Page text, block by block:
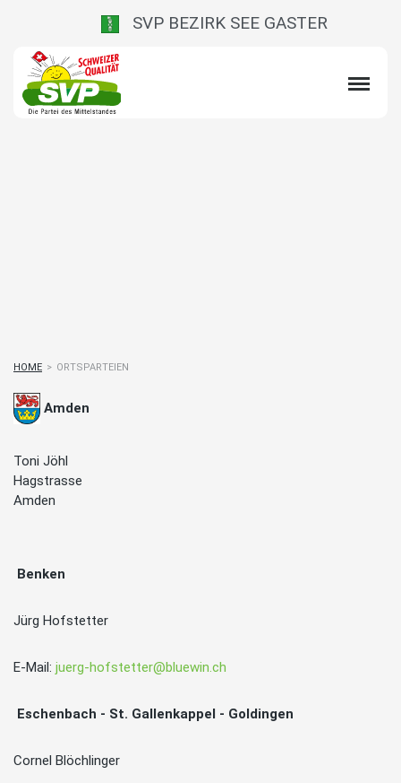
SVP BEZIRK SEE GASTER
HOME > ORTSPARTEIEN
Amden
Toni Jöhl
Hagstrasse
Amden
Benken
Jürg Hofstetter
E-Mail: juerg-hofstetter@bluewin.ch
Eschenbach - St. Gallenkappel - Goldingen
Cornel Blöchlinger